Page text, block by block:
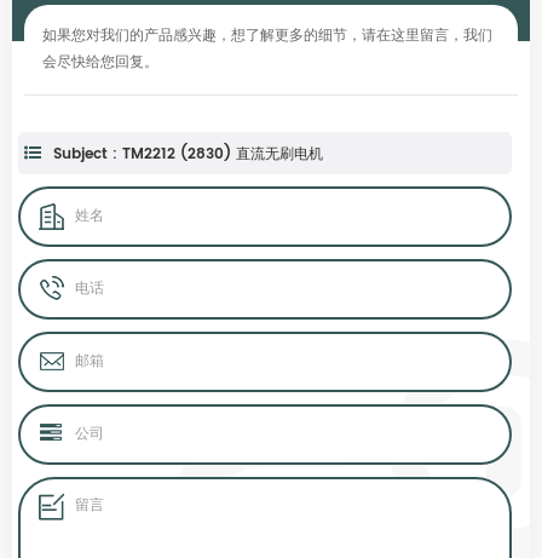
如果您对我们的产品感兴趣，想了解更多的细节，请在这里留言，我们
会尽快给您回复。
Subject : TM2212 (2830) 直流无刷电机